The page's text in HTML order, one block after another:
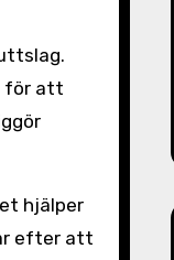
för att
hjälper
efter att